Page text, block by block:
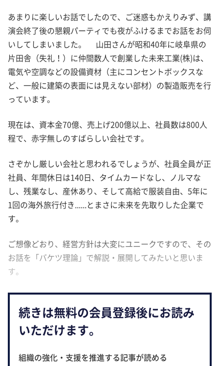
あまりに楽しいお話でしたので、ご迷惑もかえりみず、講
演会終了後の懇親パーティでも夜がふけるまでお話をお伺
いしてしまいました。 山田さんが昭和40年に岐阜県の
片田舎（失礼！）に仲間数人で創業した未来工業(株)は、
電気や空調などの設備資材（主にコンセントボックスな
ど、一般に建築の表面には見えない部材）の製造販売を行
っています。
現在は、資本金70億、売上げ200億以上、社員数は800人
程で、赤字無しのすばらしい会社です。
さぞかし厳しい会社と思われるでしょうが、社員全員が正
社員、年間休日は140日、タイムカードなし、ノルマな
し、残業なし、産休あり、そして高給で服装自由、5年に
1回の海外旅行付き......とまさに未来を先取りした企業で
す。
ご想像どおり、経営方針は大変にユニークですので、その
お話を「バケツ理論」で解説・展開してみたいと思いま
す。
続きは無料の会員登録後にお読み
いただけます。
組織の強化・支援を推進する記事が読める